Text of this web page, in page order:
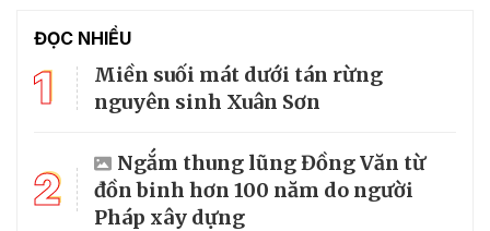
ĐỌC NHIỀU
1
Miền suối mát dưới tán rừng
nguyên sinh Xuân Sơn
2
Ngắm thung lũng Đồng Văn từ
đồn binh hơn 100 năm do người
Pháp xây dựng